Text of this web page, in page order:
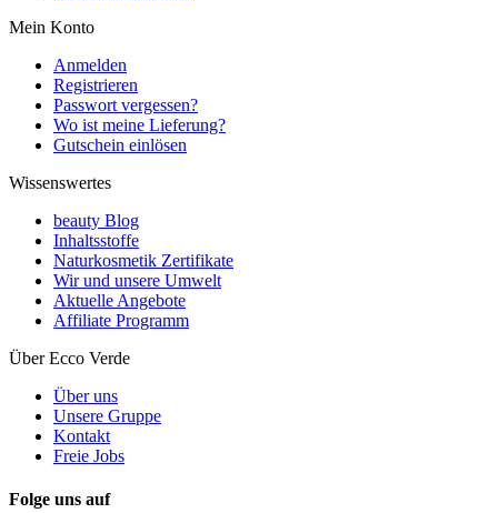
Mein Konto
Anmelden
Registrieren
Passwort vergessen?
Wo ist meine Lieferung?
Gutschein einlösen
Wissenswertes
beauty Blog
Inhaltsstoffe
Naturkosmetik Zertifikate
Wir und unsere Umwelt
Aktuelle Angebote
Affiliate Programm
Über Ecco Verde
Über uns
Unsere Gruppe
Kontakt
Freie Jobs
Folge uns auf